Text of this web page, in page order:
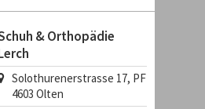
& Orthopädie
Solothurenerstrasse 17, PF
4603 Olten